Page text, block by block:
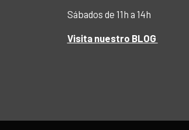
Sábados de 11h a 14h
Visita nuestro BLOG